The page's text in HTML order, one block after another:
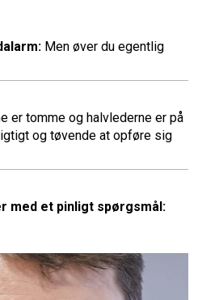
Men øver du egentlig
er tomme og halvlederne er på
og tøvende at opføre sig
med et pinligt spørgsmål: